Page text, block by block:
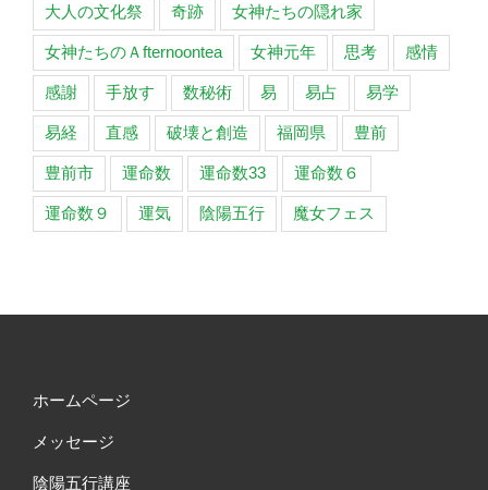
大人の文化祭 奇跡 女神たちの隠れ家
女神たちのＡfternoontea 女神元年 思考 感情
感謝 手放す 数秘術 易 易占 易学
易経 直感 破壊と創造 福岡県 豊前
豊前市 運命数 運命数33 運命数６
運命数９ 運気 陰陽五行 魔女フェス
ホームページ
メッセージ
陰陽五行講座